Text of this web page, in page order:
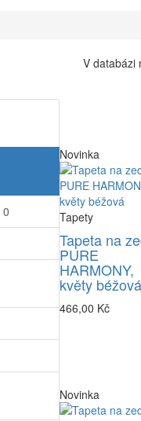
0
V databázi
Novinka
Tapety
Tapeta na
PURE
HARMONY,
květy béžová
466,00 Kč
Novinka